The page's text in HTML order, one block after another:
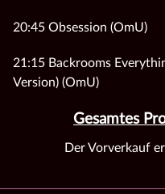
20:45 Obsession (OmU)
21:15 Backrooms
Version) (OmU)
Gesamtes
Der Vorverkauf